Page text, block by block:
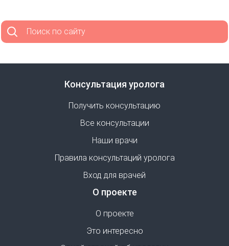
Поиск по сайту
Консультация уролога
Получить консультацию
Все консультации
Наши врачи
Правила консультаций уролога
Вход для врачей
О проекте
О проекте
Это интересно